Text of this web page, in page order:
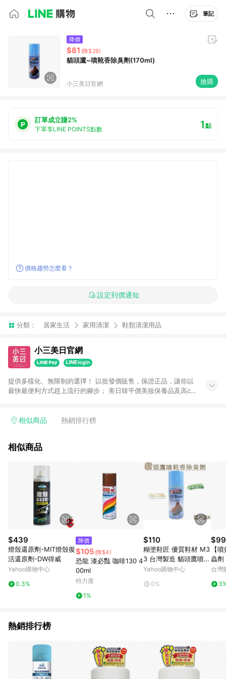
筆記
降價
$81 (降$28)
貓頭鷹~噴靴香除臭劑(170ml)
小三美日官網 搶購
訂單成立賺2%
下單享LINE POINTS點數 1點
價格趨勢怎麼看？
設定到價通知
分類： 居家生活 家用清潔 鞋類清潔用品
小三美日官網
提供多樣化、無限制的選擇！ 以批發價販售，保證正品，讓你以
最快最便利方式趕上流行的腳步； 美日韓平價美妝保養品及高cp
天前後發送 3.使用小三美日APP下單，將無法獲得點數回饋 4.
皆不計入點數回饋，依扣除前述所有折讓金額，得最終之金額贈
(折價券或全館滿額折)及50元美幣，實際回饋金額需扣除所有折
讓金額，得最終金額400元贈點。 例2：訂單總金額為500元，未
達免運門檻運費60元，使用60元折扣(折價券或全館滿額折)及60
元美幣，實際回饋金額需扣除運費及所有折讓金額，得最終金額
320元贈點。 例3：訂單總金額為199元，使用免運券折抵60元運
費，因未達原設定之免運門檻，故運費仍視為折讓金額，實際回
饋金額須扣除60元運費，得最終金額139元贈點。
相似商品 熱銷排行榜
相似商品
$439
燈殼還原劑-MIT燈殼復
活還原劑-DW得威
Yahoo購物中心
0.3%
降價
$105 (降$4)
恐龍 漆必豔 咖啡130 4
00ml
特力屋
1%
$110
糊塗鞋匠 優質鞋材 M3
3 台灣製造 貓頭鷹噴靴
香除臭劑 170ml 乾粉式
Yahoo購物中心
0%
$99
【
蟲劑
館
台灣
熱銷排行榜